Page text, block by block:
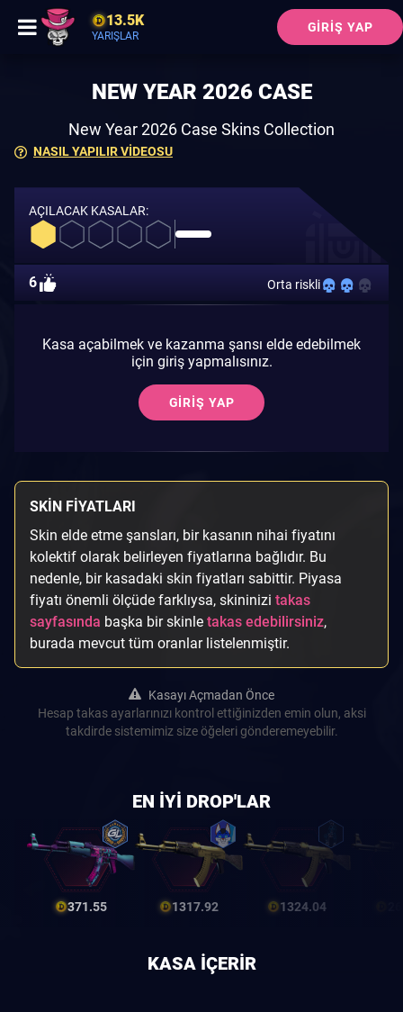
13.5K
YARIŞLAR
GIRIŞ YAP
NASIL YAPILIR VIDEOSU
NEW YEAR 2026 CASE
New Year 2026 Case Skins Collection
AÇILACAK KASALAR:
6 Orta riskli
Kasa açabilmek ve kazanma şansı elde edebilmek
için giriş yapmalısınız.
GIRIŞ YAP
SKIN FIYATLARI
Skin elde etme şansları, bir kasanın nihai fiyatını
kolektif olarak belirleyen fiyatlarına bağlıdır. Bu
nedenle, bir kasadaki skin fiyatları sabittir. Piyasa
fiyatı önemli ölçüde farklıysa, skininizi takas
sayfasında başka bir skinle takas edebilirsiniz,
burada mevcut tüm oranlar listelenmiştir.
Kasayı Açmadan Önce
Hesap takas ayarlarınızı kontrol ettiğinizden emin olun, aksi
takdirde sistemimiz size öğeleri gönderemeyebilir.
EN IYI DROP'LAR
371.55 1317.92 1324.04
KASA IÇERIR